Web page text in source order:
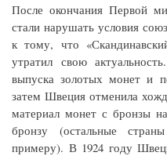
После окончания Первой
стали нарушать условия
к тому, что
утратил свою
выпуска золотых монет и
затем Швеция отменила
материал монет с бронзы
бронзу (остальные
примеру). В 1924 году